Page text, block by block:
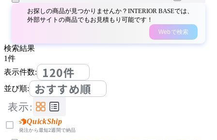
お探しの商品が見つかりませんか？INTERIOR BASEでは、
外部サイトの商品でもお見積もり可能です！
Webで検索
検索結果
1件
表示件数:
120件
並び順: おすすめ順
表示:
QuickShip
発注から最短2週間で納品